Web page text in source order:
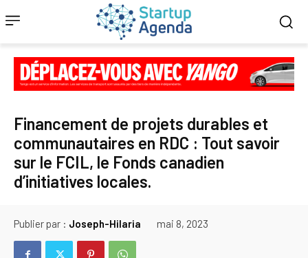
Financement de projets durables et
communautaires en RDC : Tout savoir
sur le FCIL, le Fonds canadien
d’initiatives locales.
Publier par : Joseph-Hilaria mai 8, 2023